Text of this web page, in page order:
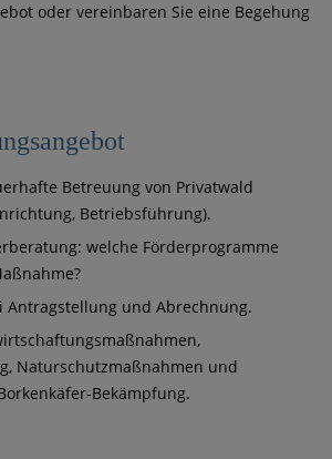
oder vereinbaren Sie eine Begehung
Betreuung von Privatwald
Betriebsführung).
welche Förderprogramme
Antragstellung und Abrechnung.
Naturschutzmaßnahmen und
Bekämpfung.